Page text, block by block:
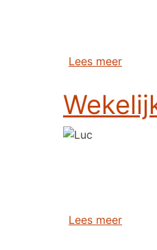
Lees meerover
Lees meerover